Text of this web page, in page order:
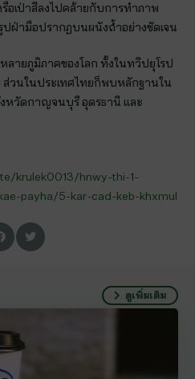
เป่าสีลงไปคล้ายกับการทำภาพ
ฝ่ามือปรากฏบนผนังถ้ำอย่างชัดเจน
ยภูมิภาคของโลก ทั้งในทวีปยุโรป
ย ส่วนในประเทศไทยก็พบหลักฐานใน
หวัดกาญจนบุรี อุดรธานี และ
krulek0013/hnwy-thi-1-
payha/5-kar-cad-keb-khxmul
ดูเพิ่มเติม